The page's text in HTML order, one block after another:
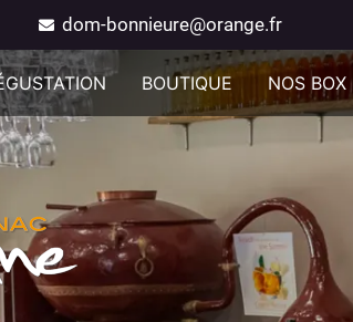
dom-bonnieure@orange.fr
BOUTIQUE NOS BOX